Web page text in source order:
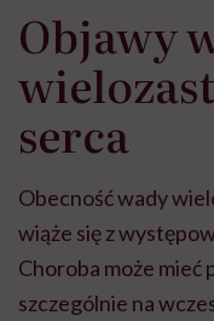
Objawy
serca
Obecność wady
wiąże się z
Choroba może mieć
szczególnie na